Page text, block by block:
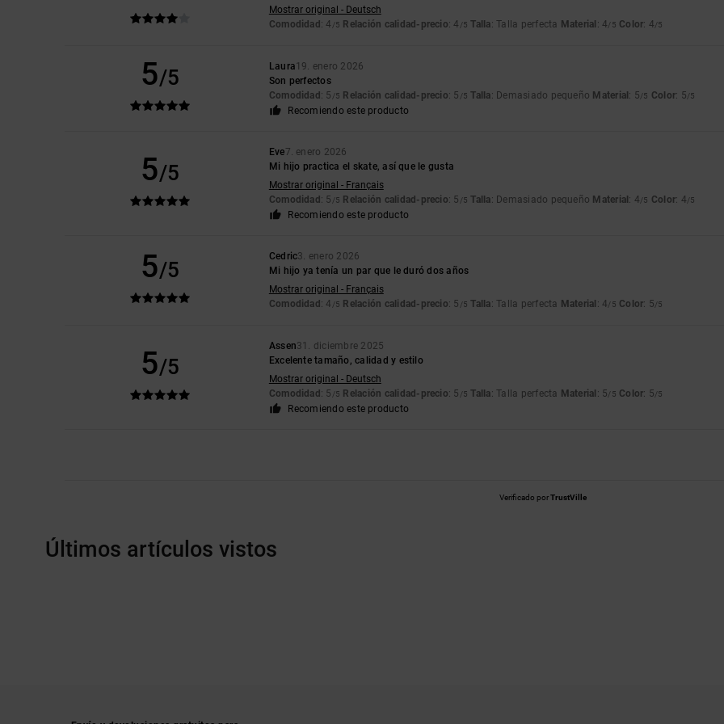
Mostrar original - Deutsch
Comodidad : 4 /5 Relación calidad-precio: 4 /5 Talla: Talla perfecta Material : 4/5 Color: 4/5
5/5 Laura19. enero 2026
Son perfectos
Comodidad : 5 /5 Relación calidad-precio: 5 /5 Talla: Demasiado pequeño Material : 5/5 Color: 5/5
Recomiendo este producto
5/5
Eve7. enero 2026
Mi hijo practica el skate, así que le gusta
Mostrar original - Français
Comodidad : 5 /5 Relación calidad-precio: 5 /5 Talla: Demasiado pequeño Material : 4/5 Color: 4/5
Recomiendo este producto
5/5
Cedric3. enero 2026
Mi hijo ya tenía un par que le duró dos años
Mostrar original - Français
Comodidad : 4 /5 Relación calidad-precio: 5 /5 Talla: Talla perfecta Material : 4/5 Color: 5/5
5/5
Assen31. diciembre 2025
Excelente tamaño, calidad y estilo
Mostrar original - Deutsch
Comodidad : 5 /5 Relación calidad-precio: 5 /5 Talla: Talla perfecta Material : 5/5 Color: 5/5
Recomiendo este producto
Verificado porTrustVille
Últimos artículos vistos